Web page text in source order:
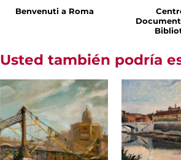
Benvenuti a Roma
Usted también podría